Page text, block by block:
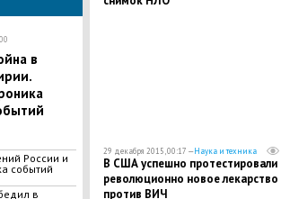
в
России и
событий
в
29 декабря 2015, 00:17 —Наука и техника
В США успешно протестировали
революционно новое лекарство
против ВИЧ